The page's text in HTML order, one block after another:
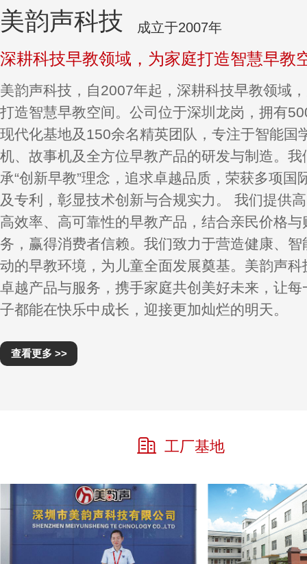
美韵声科技 成立于2007年
深耕科技早教领域，为家庭打造智慧早教
美韵声科技，自2007年起，深耕科技早教领域
打造智慧早教空间。公司位于深圳龙岗，拥有
现代化基地及150余名精英团队，专注于智能国
机、故事机及全方位早教产品的研发与制造。我
承“创新早教”理念，追求卓越品质，荣获多项国
及专利，彰显技术创新与合规实力。 我们提供
高效率、高可靠性的早教产品，结合亲民价格与
务，赢得消费者信赖。我们致力于营造健康、智
动的早教环境，为儿童全面发展奠基。美韵声科
卓越产品与服务，携手家庭共创美好未来，让每
子都能在快乐中成长，迎接更加灿烂的明天。
查看更多 >>
工厂基地